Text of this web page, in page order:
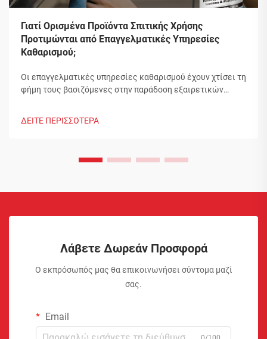
Γιατί Ορισμένα Προϊόντα Σπιτικής Χρήσης
Προτιμώνται από Επαγγελματικές Υπηρεσίες
Καθαρισμού;
Οι επαγγελματικές υπηρεσίες καθαρισμού έχουν χτίσει τη
φήμη τους βασιζόμενες στην παράδοση εξαιρετικών
ΔΕΙΤΕ ΠΕΡΙΣΣΟΤΕΡΑ
Λάβετε Δωρεάν Προσφορά
Ο εκπρόσωπός μας θα επικοινωνήσει σύντομα μαζί
σας.
Email